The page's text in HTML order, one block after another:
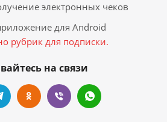
электронных чеков
для Android
рубрик для подписки.
на связи